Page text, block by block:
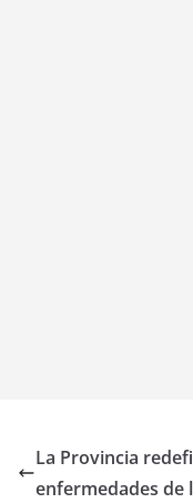
La Provincia
enfermedades de